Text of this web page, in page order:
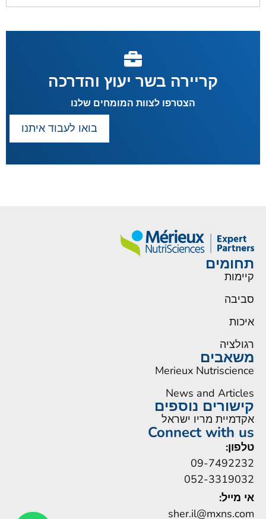
קריירה בשר יעוץ והדרכה
הצטרפו לצוות המומחים שלנו
בואו לעבוד איתנו
תחומים
קיימות
סביבה
איכות
רגולציה
משאבים
Merieux Nutriscience
News and Articles
קישורים נוספים
אקדמיית מריו ישראל
Connect with us
טלפון:
09-7492232
052-3319032
אי מייל:
sher.il@mxns.com